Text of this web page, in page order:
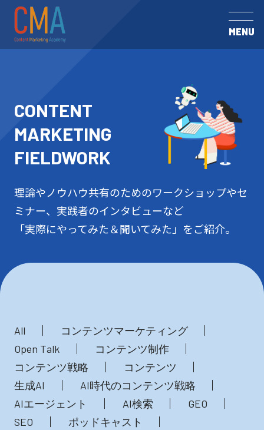
MENU
CONTENT
MARKETING
FIELDWORK
理論やノウハウ共有のためのワークショップやセ
ミナー、実践者のインタビューなど
「実際にやってみた＆聞いてみた」をご紹介。
All
コンテンツマーケティング
Open Talk
コンテンツ制作
コンテンツ戦略
コンテンツ
生成AI
AI時代のコンテンツ戦略
AIエージェント
AI検索
GEO
SEO
ポッドキャスト